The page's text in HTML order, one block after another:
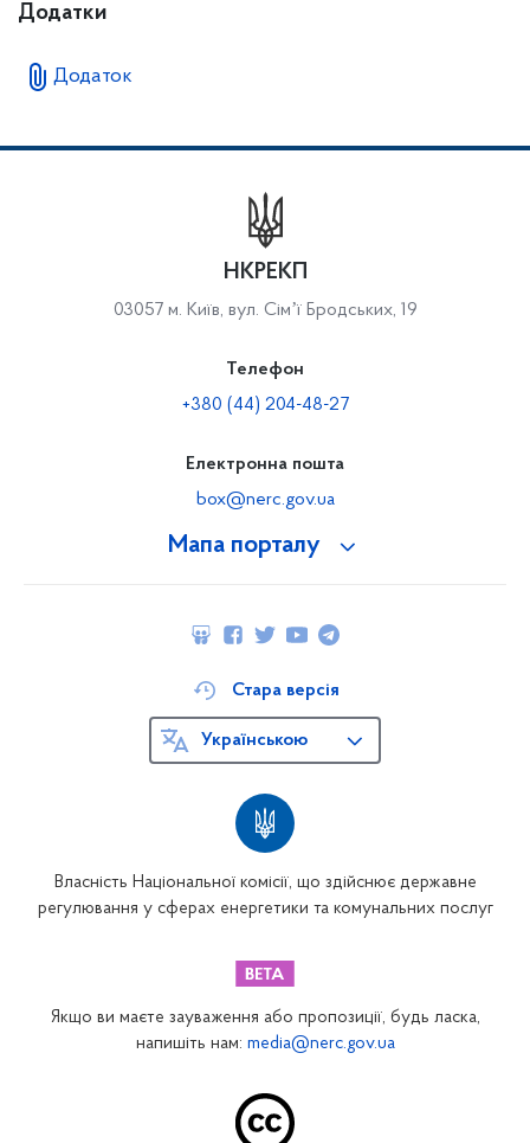
Додатки
Додаток
Мапа порталу
НКРЕКП
03057 м. Київ, вул. Сімʼї Бродських, 19
Телефон
+380 (44) 204-48-27
Електронна пошта
box@nerc.gov.ua
Власність Національної комісії, що здійснює державне
регулювання у сферах енергетики та комунальних послуг
Стара версія
Українською
Якщо ви маєте зауваження або пропозиції, будь ласка,
напишіть нам: media@nerc.gov.ua